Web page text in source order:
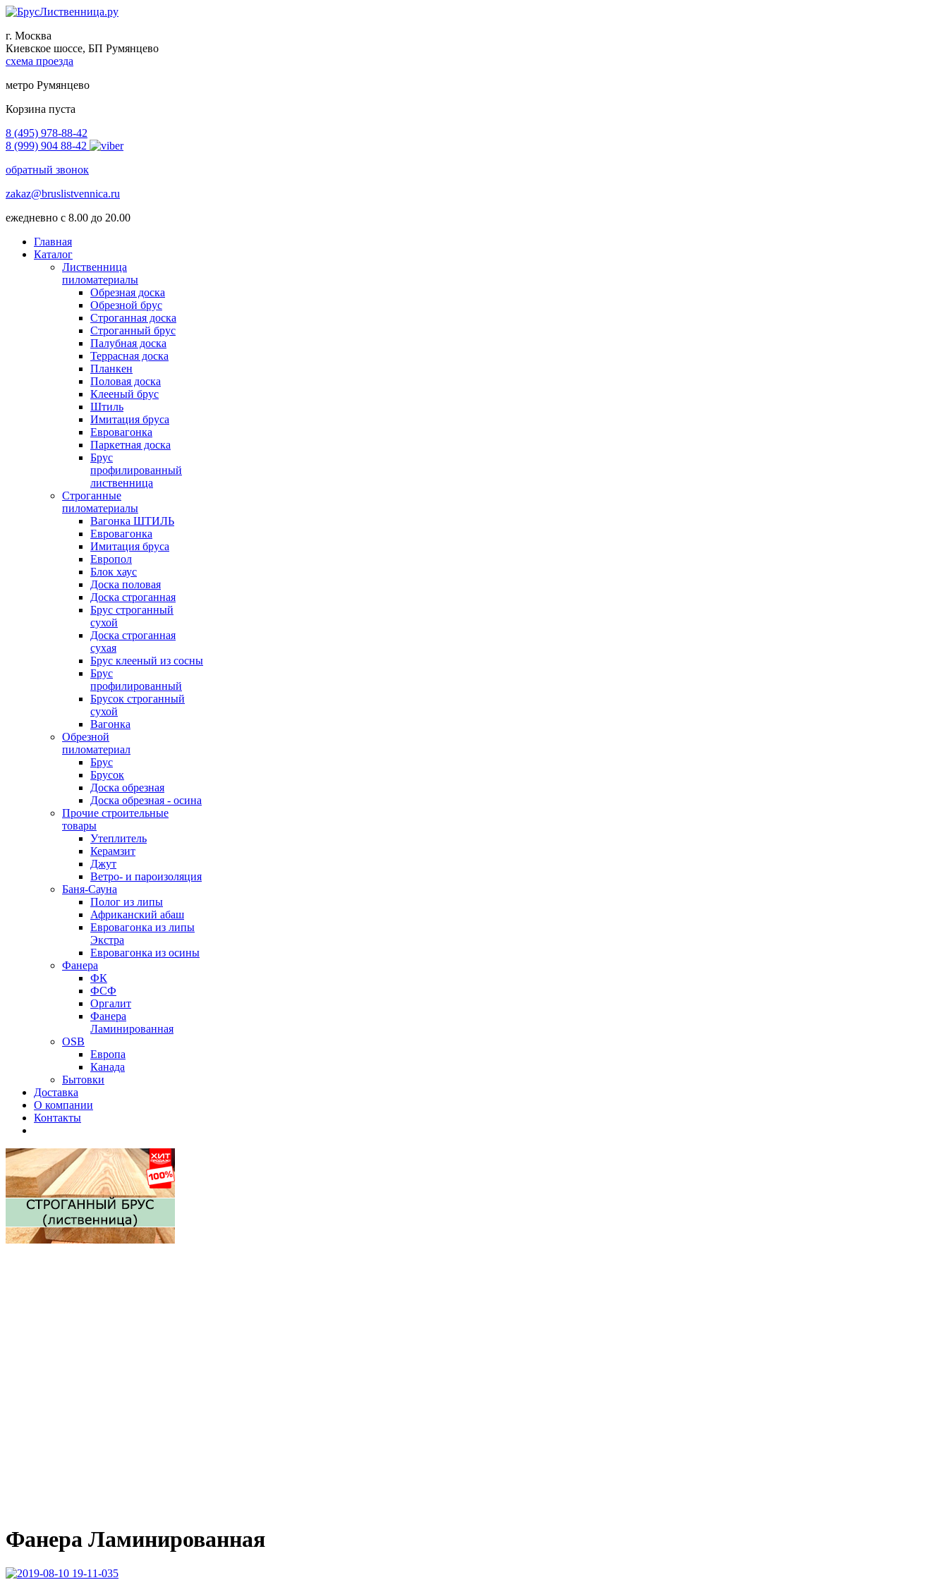
г. Москва
Киевское шоссе, БП Румянцево
схема проезда
метро Румянцево
Корзина пуста
8 (495) 978-88-42
8 (999) 904 88-42
обратный звонок
zakaz@bruslistvennica.ru
ежедневно с 8.00 до 20.00
Главная
Каталог
Лиственница
пиломатериалы
Обрезная доска
Обрезной брус
Строганная доска
Строганный брус
Палубная доска
Террасная доска
Планкен
Половая доска
Клееный брус
Штиль
Имитация бруса
Евровагонка
Паркетная доска
Брус
профилированный
лиственница
Строганные
пиломатериалы
Вагонка ШТИЛЬ
Евровагонка
Имитация бруса
Европол
Блок хаус
Доска половая
Доска строганная
Брус строганный
сухой
Доска строганная
сухая
Брус клееный из сосны
Брус
профилированный
Брусок строганный
сухой
Вагонка
Обрезной
пиломатериал
Брус
Брусок
Доска обрезная
Доска обрезная - осина
Прочие строительные
товары
Утеплитель
Керамзит
Джут
Ветро- и пароизоляция
Баня-Сауна
Полог из липы
Африканский абаш
Евровагонка из липы
Экстра
Евровагонка из осины
Фанера
ФК
ФСФ
Оргалит
Фанера
Ламинированная
OSB
Европа
Канада
Бытовки
Доставка
О компании
Контакты
Фанера Ламинированная